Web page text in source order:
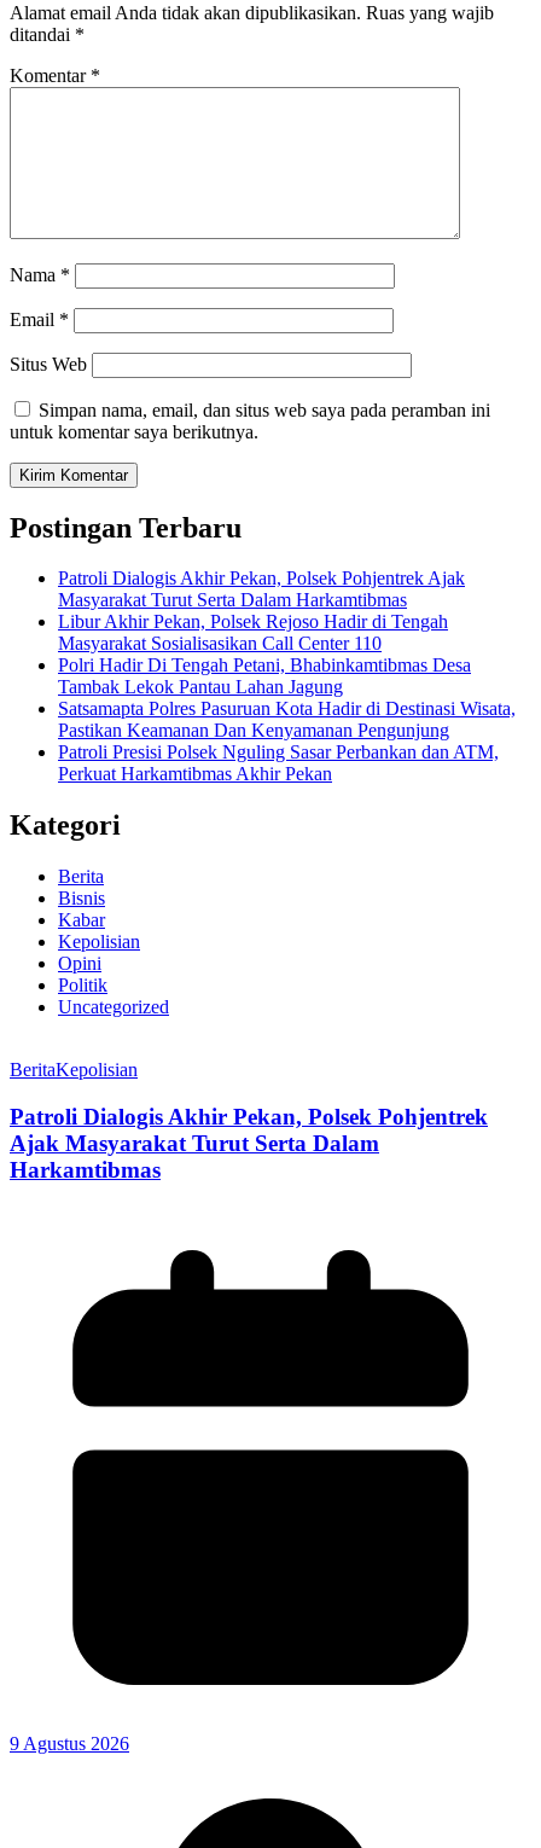
Alamat email Anda tidak akan dipublikasikan. Ruas yang wajib
ditandai *
Komentar *
Nama *
Email *
Situs Web
Simpan nama, email, dan situs web saya pada peramban ini
untuk komentar saya berikutnya.
Postingan Terbaru
Patroli Dialogis Akhir Pekan, Polsek Pohjentrek Ajak
Masyarakat Turut Serta Dalam Harkamtibmas
Libur Akhir Pekan, Polsek Rejoso Hadir di Tengah
Masyarakat Sosialisasikan Call Center 110
Polri Hadir Di Tengah Petani, Bhabinkamtibmas Desa
Tambak Lekok Pantau Lahan Jagung
Satsamapta Polres Pasuruan Kota Hadir di Destinasi Wisata,
Pastikan Keamanan Dan Kenyamanan Pengunjung
Patroli Presisi Polsek Nguling Sasar Perbankan dan ATM,
Perkuat Harkamtibmas Akhir Pekan
Kategori
Berita
Bisnis
Kabar
Kepolisian
Opini
Politik
Uncategorized
BeritaKepolisian
Patroli Dialogis Akhir Pekan, Polsek Pohjentrek
Ajak Masyarakat Turut Serta Dalam
Harkamtibmas
9 Agustus 2026